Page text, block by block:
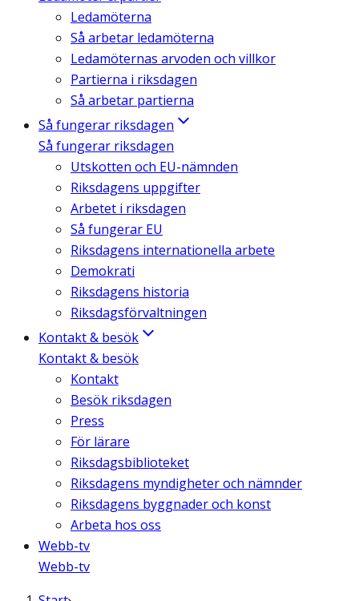
Ledamöterna
Så arbetar ledamöterna
Ledamöternas arvoden och villkor
Partierna i riksdagen
Så arbetar partierna
Så fungerar riksdagen
Så fungerar riksdagen
Utskotten och EU-nämnden
Riksdagens uppgifter
Arbetet i riksdagen
Så fungerar EU
Riksdagens internationella arbete
Demokrati
Riksdagens historia
Riksdagsförvaltningen
Kontakt & besök
Kontakt & besök
Kontakt
Besök riksdagen
Press
För lärare
Riksdagsbiblioteket
Riksdagens myndigheter och nämnder
Riksdagens byggnader och konst
Arbeta hos oss
Webb-tv
Webb-tv